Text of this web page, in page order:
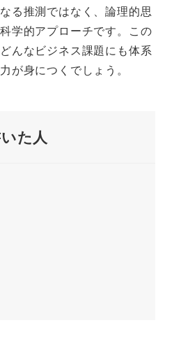
る推測ではなく、論理的思
学的アプローチです。この
んなビジネス課題にも体系
が身につくでしょう。
た人